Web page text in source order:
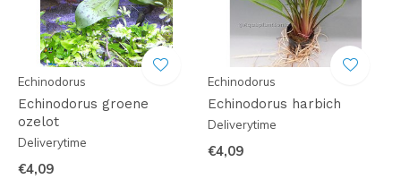
Echinodorus
Echinodorus groene
ozelot
Deliverytime
€4,09
Echinodorus
Echinodorus harbich
Deliverytime
€4,09